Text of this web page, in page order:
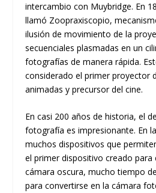
intercambio con Muybridge. En
llamó Zoopraxiscopio,
ilusión de movimiento de la
secuenciales plasmadas en un
fotografías de manera rápida.
considerado el primer proyector
animadas y precursor del cine.
En casi 200 años de historia, el
fotografía es impresionante. En
muchos dispositivos que
el primer dispositivo creado
cámara oscura, mucho tiempo
para convertirse en la cámara